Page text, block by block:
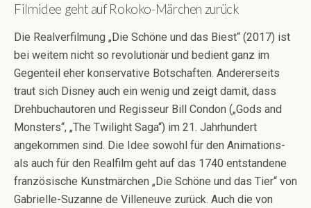
Filmidee geht auf Rokoko-Märchen zurück
Die Realverfilmung „Die Schöne und das Biest“ (2017) ist
bei weitem nicht so revolutionär und bedient ganz im
Gegenteil eher konservative Botschaften. Andererseits
traut sich Disney auch ein wenig und zeigt damit, dass
Drehbuchautoren und Regisseur Bill Condon („Gods and
Monsters“, „The Twilight Saga“) im 21. Jahrhundert
angekommen sind. Die Idee sowohl für den Animations-
als auch für den Realfilm geht auf das 1740 entstandene
französische Kunstmärchen „Die Schöne und das Tier“ von
Gabrielle-Suzanne de Villeneuve zurück. Auch die von